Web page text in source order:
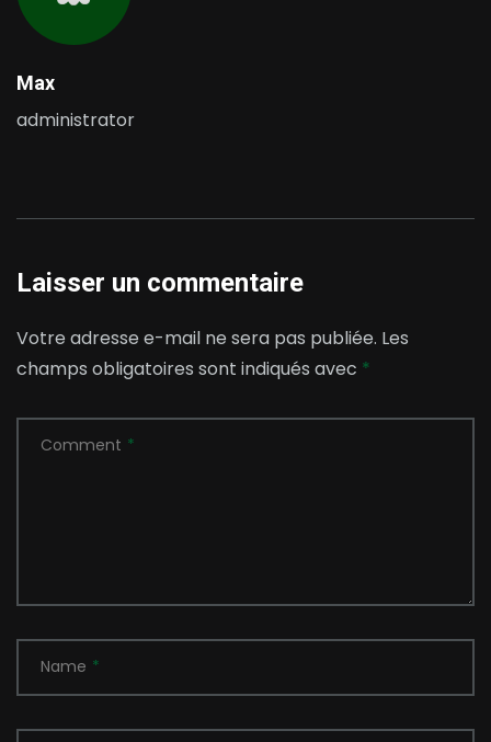
Max
administrator
Laisser un commentaire
Votre adresse e-mail ne sera pas publiée. Les
champs obligatoires sont indiqués avec *
Comment *
Name *